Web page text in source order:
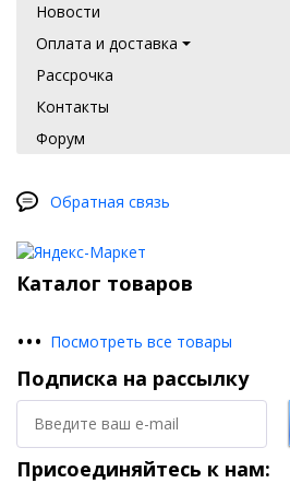
Новости
Оплата и доставка
Рассрочка
Контакты
Форум
Обратная связь
Каталог товаров
••• Посмотреть все товары
Подписка на рассылку
Присоединяйтесь к нам: